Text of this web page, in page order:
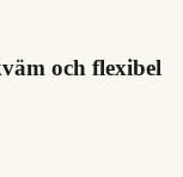
och flexibel